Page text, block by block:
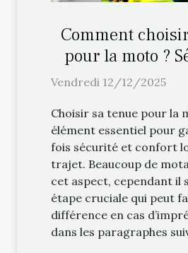
Comment
pour la moto ?
confort
Vendredi 12/12/2025
Choisir sa tenue pour la
élément essentiel pour
fois sécurité et confort
trajet. Beaucoup de
cet aspect, cependant il
étape cruciale qui peut
différence en cas
dans les paragraphes